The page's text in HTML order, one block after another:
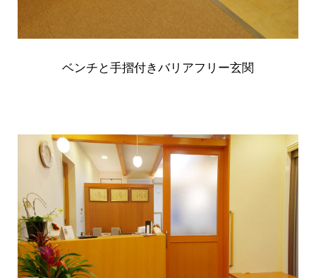
ベンチと手摺付きバリアフリー玄関